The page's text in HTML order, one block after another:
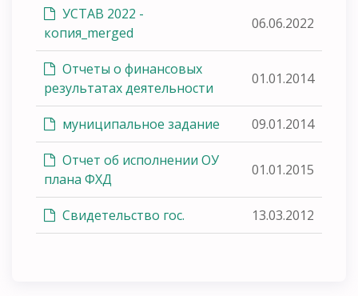
УСТАВ 2022 -
копия_merged
06.06.2022
Отчеты о финансовых
результатах деятельности
01.01.2014
муниципальное задание 09.01.2014
Отчет об исполнении ОУ
плана ФХД
01.01.2015
Свидетельство гос. 13.03.2012